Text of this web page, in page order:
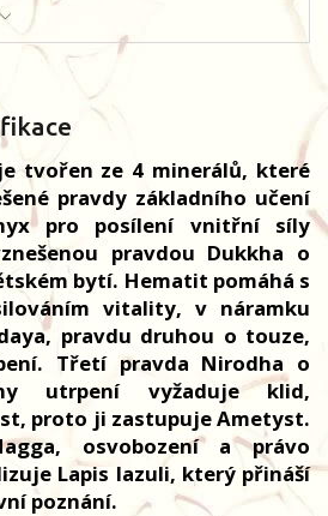
tvořen ze 4 minerálů, které
pravdy základního učení
pro posílení vnitřní síly
pravdou Dukkha o
bytí. Hematit pomáhá s
vitality, v náramku
pravdu druhou o touze,
Třetí pravda Nirodha o
utrpení vyžaduje klid,
proto ji zastupuje Ametyst.
osvobození a právo
Lapis lazuli, který přináší
poznání.